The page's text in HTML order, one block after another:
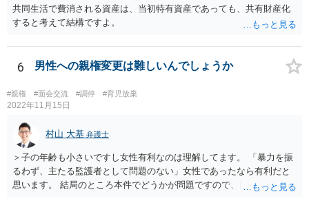
共同生活で費消される資産は、当初特有資産であっても、共有財産化
すると考えて結構ですよ。
6 男性への親権変更は難しいんでしょうか
#親権 #面会交流 #調停 #育児放棄
2022年11月15日
村山 大基 弁護士
＞子の年齢も小さいですし女性有利なのは理解してます。 「暴力を振
るわず、主たる監護者として問題のない」女性であったなら有利だと
思います。 結局のところ本件でどうかが問題ですので、面談相談に行